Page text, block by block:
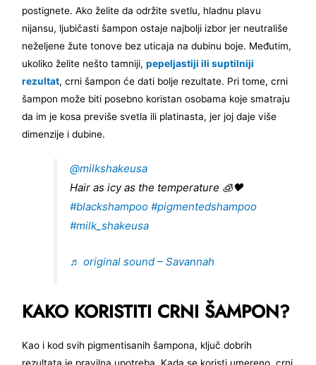
postignete. Ako želite da održite svetlu, hladnu plavu
nijansu, ljubičasti šampon ostaje najbolji izbor jer neutrališe
neželjene žute tonove bez uticaja na dubinu boje. Međutim,
ukoliko želite nešto tamniji,pepeljastiji ili suptilniji
rezultat, crni šampon će dati bolje rezultate. Pri tome, crni
šampon može biti posebno koristan osobama koje smatraju
da im je kosa previše svetla ili platinasta, jer joj daje više
dimenzije i dubine.
@milkshakeusa
Hair as icy as the temperature 🧊🖤
#blackshampoo #pigmentedshampoo
#milk_shakeusa
♬ original sound – Savannah
KAKO KORISTITI CRNI ŠAMPON?
Kao i kod svih pigmentisanih šampona, ključ dobrih